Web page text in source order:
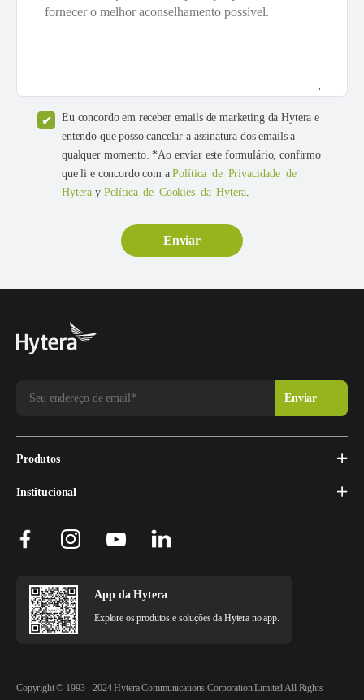
Eu concordo em receber emails de marketing da Hytera e
entendo que posso cancelar a assinatura dos emails a
qualquer momento. *Ao enviar este formulário, confirmo
que li e concordo com aPolítica de Privacidade de
Hytera y Política de Cookies da Hytera.
Produtos
Institucional
App da Hytera
Explore os produtos e soluções da Hytera no app.
Copyright © 1993 - 2024 Hytera Communications Corporation Limited All Rights